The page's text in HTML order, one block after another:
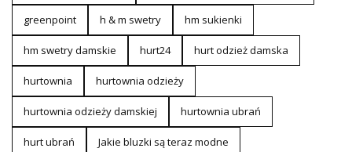
greenpoint h & m swetry hm sukienki
hm swetry damskie hurt24 hurt odzież damska
hurtownia hurtownia odzieży
hurtownia odzieży damskiej hurtownia ubrań
hurt ubrań Jakie bluzki są teraz modne